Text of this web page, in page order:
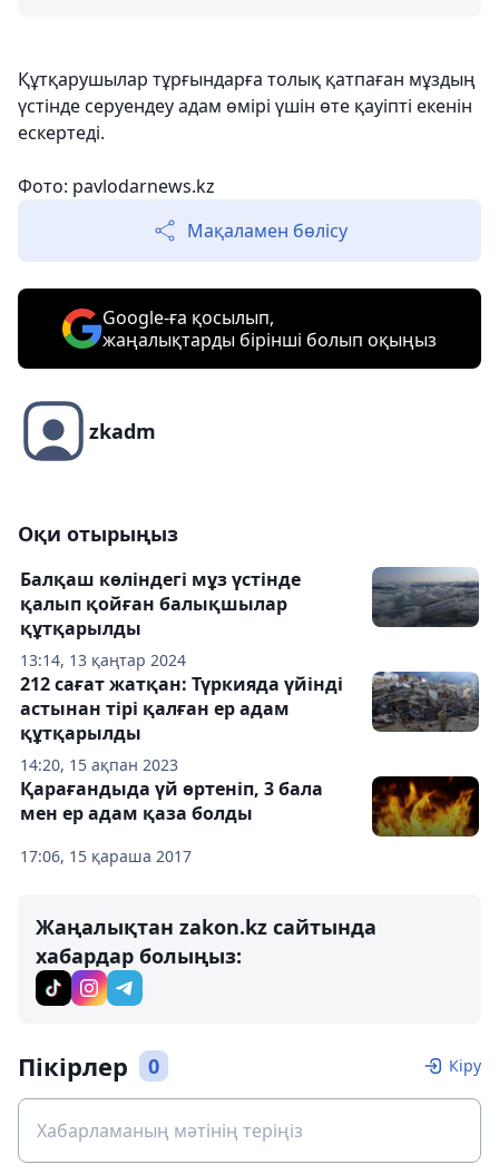
Құтқарушылар тұрғындарға толық қатпаған мұздың
үстінде серуендеу адам өмірі үшін өте қауіпті екенін
ескертеді.
Фото: pavlodarnews.kz
Мақаламен бөлісу
Google-ға қосылып,
жаңалықтарды бірінші болып оқыңыз
zkadm
Оқи отырыңыз
13:14, 13 қаңтар 2024
Балқаш көліндегі мұз үстінде
қалып қойған балықшылар
құтқарылды
14:20, 15 ақпан 2023
212 сағат жатқан: Түркияда үйінді
астынан тірі қалған ер адам
құтқарылды
17:06, 15 қараша 2017
Қарағандыда үй өртеніп, 3 бала
мен ер адам қаза болды
Жаңалықтан zakon.kz сайтында
хабардар болыңыз:
Пікірлер 0 Кіру